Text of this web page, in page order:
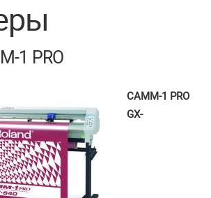
1 PRO
CAMM-1 PRO
GX-